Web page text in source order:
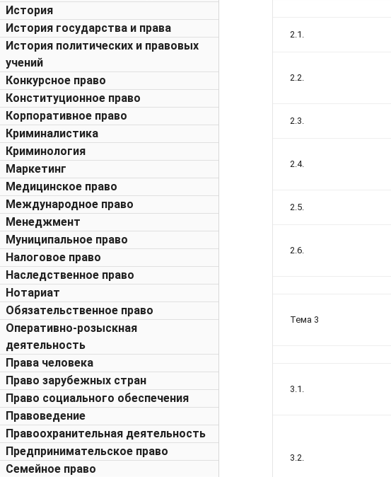
История
История государства и права
История политических и правовых
учений
Конкурсное право
Конституционное право
Корпоративное право
Криминалистика
Криминология
Маркетинг
Медицинское право
Международное право
Менеджмент
Муниципальное право
Налоговое право
Наследственное право
Нотариат
Обязательственное право
Оперативно-розыскная
деятельность
Права человека
Право зарубежных стран
Право социального обеспечения
Правоведение
Правоохранительная деятельность
Предпринимательское право
Семейное право
2.1.
2.2.
2.3.
2.4.
2.5.
2.6.
Тема 3
3.1.
3.2.